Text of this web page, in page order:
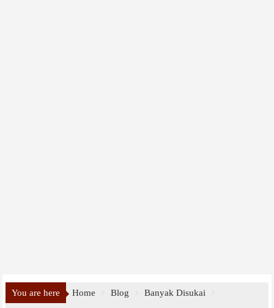
You are here Home Blog Banyak Disukai